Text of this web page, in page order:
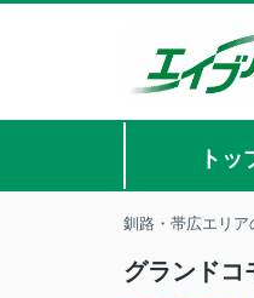
トッ
釧路・帯広エリ
グランドコ